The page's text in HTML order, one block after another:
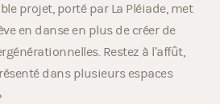
projet, porté par La Pléiade, met
en danse en plus de créer de
Restez à l’affût,
dans plusieurs espaces